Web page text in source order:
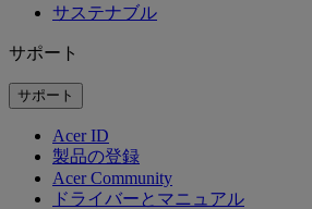
サステナブル
サポート
サポート
Acer ID
製品の登録
Acer Community
ドライバーとマニュアル